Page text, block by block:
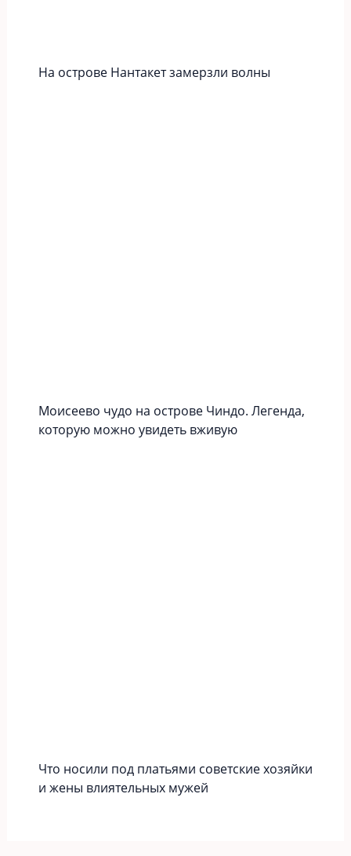
На острове Нантакет замерзли волны
Моисеево чудо на острове Чиндо. Легенда,
которую можно увидеть вживую
Что носили под платьями советские хозяйки
и жены влиятельных мужей